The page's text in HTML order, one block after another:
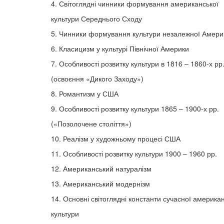
4. Світоглядні чинники формування американської
культури Середнього Сходу
5. Чинники формування культури незалежної
6. Класицизм у культурі Північної Америки
7. Особливості розвитку культури в 1816 – 1860-х рр.
(освоєння «Дикого Заходу»)
8. Романтизм у США
9. Особливості розвитку культури 1865 – 1900-х рр.
(«Позолочене століття»)
10. Реалізм у художньому процесі США
11. Особливості розвитку культури 1900 – 1960 рр.
12. Американський натуралізм
13. Американський модернізм
14. Основні світоглядні константи сучасної
культури